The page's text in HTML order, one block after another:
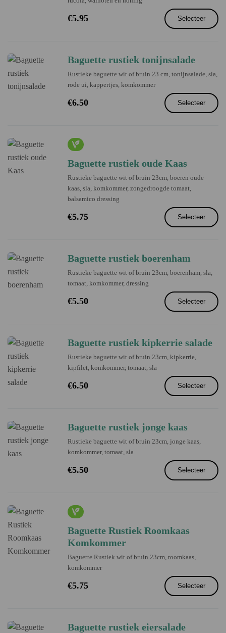
€5.95 Selecteer
Baguette rustiek tonijnsalade
Rustieke baguette wit of bruin 23 cm, tonijnsalade, sla,
rode ui, kappertjes, komkommer
€6.50 Selecteer
Baguette rustiek oude Kaas
Rustieke baguette wit of bruin 23cm, boeren oude
kaas, sla, komkommer, zongedroogde tomaat,
balsamico dressing
€5.75 Selecteer
Baguette rustiek boerenham
Rustieke baguette wit of bruin 23cm, boerenham, sla,
tomaat, komkommer, dressing
€5.50 Selecteer
Baguette rustiek kipkerrie salade
Rustieke baguette wit of bruin 23cm, kipkerrie,
kipfilet, komkommer, tomaat, sla
€6.50 Selecteer
Baguette rustiek jonge kaas
Rustieke baguette wit of bruin 23cm, jonge kaas,
komkommer, tomaat, sla
€5.50 Selecteer
Baguette Rustiek Roomkaas
Komkommer
Baguette Rustiek wit of bruin 23cm, roomkaas,
komkommer
€5.75 Selecteer
Baguette rustiek eiersalade